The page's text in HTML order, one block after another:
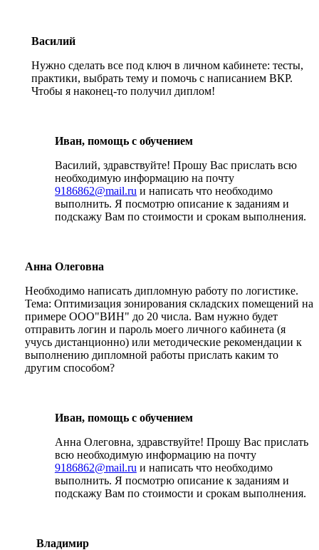
Василий
Нужно сделать все под ключ в личном кабинете: тесты,
практики, выбрать тему и помочь с написанием ВКР.
Чтобы я наконец-то получил диплом!
Иван, помощь с обучением
Василий, здравствуйте! Прошу Вас прислать всю
необходимую информацию на почту
9186862@mail.ru и написать что необходимо
выполнить. Я посмотрю описание к заданиям и
подскажу Вам по стоимости и срокам выполнения.
Анна Олеговна
Необходимо написать дипломную работу по логистике.
Тема: Оптимизация зонирования складских помещений на
примере ООО"ВИН" до 20 числа. Вам нужно будет
отправить логин и пароль моего личного кабинета (я
учусь дистанционно) или методические рекомендации к
выполнению дипломной работы прислать каким то
другим способом?
Иван, помощь с обучением
Анна Олеговна, здравствуйте! Прошу Вас прислать
всю необходимую информацию на почту
9186862@mail.ru и написать что необходимо
выполнить. Я посмотрю описание к заданиям и
подскажу Вам по стоимости и срокам выполнения.
Владимир